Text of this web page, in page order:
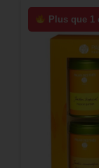
Plus que 1